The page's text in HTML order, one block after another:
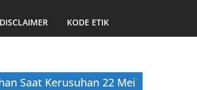
DISCLAIMER KODE ETIK
Saat Kerusuhan 22 Mei